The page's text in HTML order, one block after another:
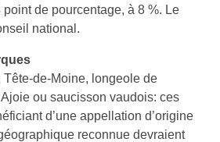
point de pourcentage, à 8 %. Le
national.
de-Moine, longeole de
ou saucisson vaudois: ces
d’une appellation d’origine
reconnue devraient